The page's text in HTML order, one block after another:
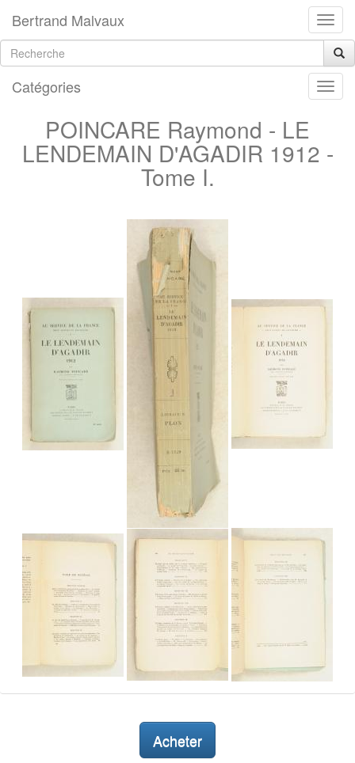
Bertrand Malvaux
Catégories
POINCARE Raymond - LE
LENDEMAIN D'AGADIR 1912 -
Tome I.
Acheter